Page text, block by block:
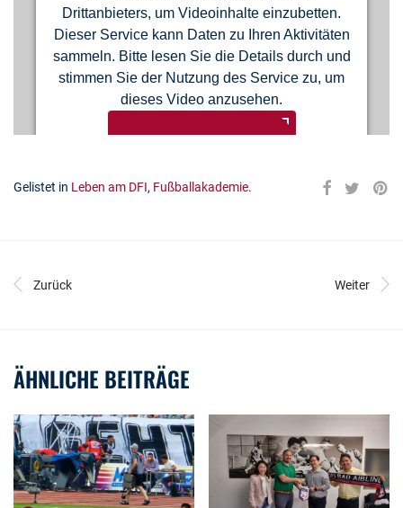
Drittanbieters, um Videoinhalte einzubetten.
Dieser Service kann Daten zu Ihren Aktivitäten
sammeln. Bitte lesen Sie die Details durch und
stimmen Sie der Nutzung des Service zu, um
dieses Video anzusehen.
Gelistet in Leben am DFI, Fußballakademie.
Zurück Weiter
ÄHNLICHE BEITRÄGE